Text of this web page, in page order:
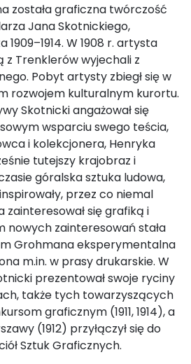
została graficzna twórczość
Jana Skotnickiego,
W 1908 r. artysta
z Trenklerów wyjechali z
Pobyt artysty zbiegł się w
rozwojem kulturalnym kurortu.
Skotnicki angażował się
wsparciu swego teścia,
i kolekcjonera, Henryka
tutejszy krajobraz i
góralska sztuka ludowa,
przez co niemal
zainteresował się grafiką i
nowych zainteresowań stała
Grohmana eksperymentalna
m.in. w prasy drukarskie. W
prezentował swoje ryciny
także tych towarzyszących
graficznym (1911, 1914), a
(1912) przyłączył się do
Sztuk Graficznych.